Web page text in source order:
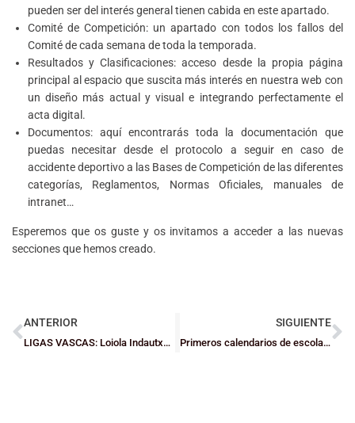
pueden ser del interés general tienen cabida en este apartado.
Comité de Competición: un apartado con todos los fallos del
Comité de cada semana de toda la temporada.
Resultados y Clasificaciones: acceso desde la propia página
principal al espacio que suscita más interés en nuestra web con
un diseño más actual y visual e integrando perfectamente el
acta digital.
Documentos: aquí encontrarás toda la documentación que
puedas necesitar desde el protocolo a seguir en caso de
accidente deportivo a las Bases de Competición de las diferentes
categorías, Reglamentos, Normas Oficiales, manuales de
intranet…
Esperemos que os guste y os invitamos a acceder a las nuevas
secciones que hemos creado.
ANTERIOR
LIGAS VASCAS: Loiola Indautxu se hace fuerte en los derbis
SIGUIENTE
Primeros calendarios de escolares: Infantil y Mini Itinerario A